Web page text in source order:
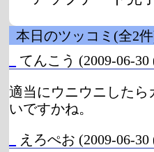
本日のツッコミ(全2
てんこう (2009-06-30
適当にウニウニしたら
いですかね。
えろぺお (2009-06-30